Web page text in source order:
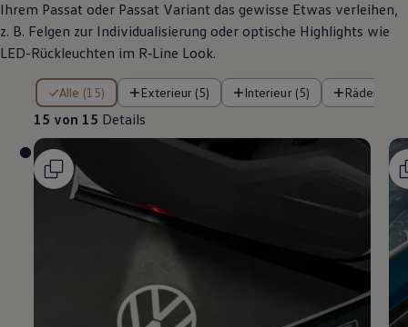
Ihrem Passat oder Passat Variant das gewisse Etwas verleihen,
z. B. Felgen zur Individualisierung oder optische Highlights wie
LED-Rückleuchten im R‑Line Look.
Alle (15) Exterieur (5) Interieur (5) Räder (5)
15 von 15 Details
15 von 15 Details